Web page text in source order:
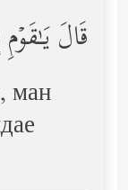
قَالَ
ман